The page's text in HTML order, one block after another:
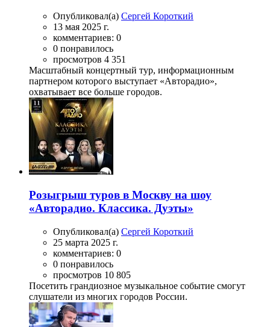
Опубликовал(а) Сергей Короткий
13 мая 2025 г.
комментариев: 0
0 понравилось
просмотров 4 351
Масштабный концертный тур, информационным
партнером которого выступает «Авторадио»,
охватывает все больше городов.
Розыгрыш туров в Москву на шоу
«Авторадио. Классика. Дуэты»
Опубликовал(а) Сергей Короткий
25 марта 2025 г.
комментариев: 0
0 понравилось
просмотров 10 805
Посетить грандиозное музыкальное событие смогут
слушатели из многих городов России.